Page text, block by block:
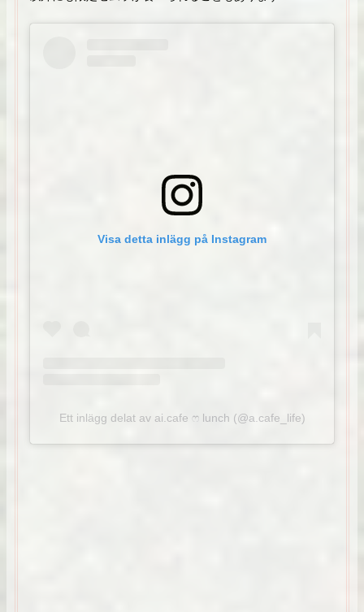
Visa detta inlägg på Instagram
Ett inlägg delat av ai.cafe ෆ lunch (@a.cafe_life)